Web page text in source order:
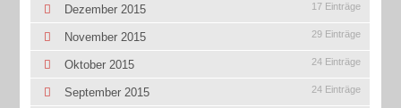
Dezember 2015 17 Einträge
November 2015 29 Einträge
Oktober 2015 24 Einträge
September 2015 24 Einträge